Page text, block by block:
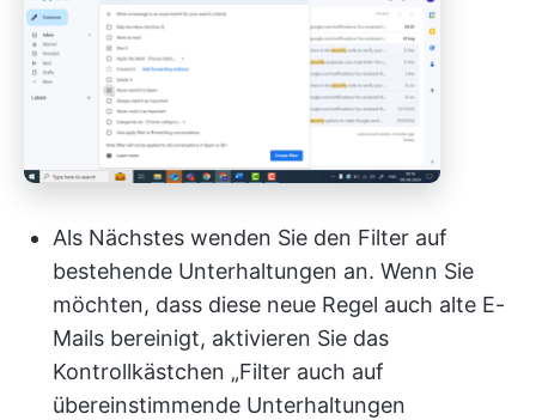
Als Nächstes wenden Sie den Filter auf
bestehende Unterhaltungen an. Wenn Sie
möchten, dass diese neue Regel auch alte E-
Mails bereinigt, aktivieren Sie das
Kontrollkästchen „Filter auch auf
übereinstimmende Unterhaltungen